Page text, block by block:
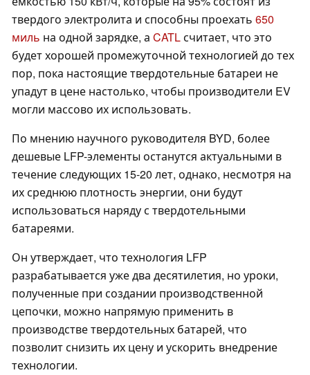
твердого электролита и способны проехать 650
миль на одной зарядке, а CATLсчитает, что это
будет хорошей промежуточной технологией до тех
пор, пока настоящие твердотельные батареи не
упадут в цене настолько, чтобы производители EV
могли массово их использовать.
По мнению научного руководителя BYD, более
дешевые LFP-элементы останутся актуальными в
течение следующих 15-20 лет, однако, несмотря на
их среднюю плотность энергии, они будут
использоваться наряду с твердотельными
батареями.
Он утверждает, что технология LFP
разрабатывается уже два десятилетия, но уроки,
полученные при создании производственной
цепочки, можно напрямую применить в
производстве твердотельных батарей, что
позволит снизить их цену и ускорить внедрение
технологии.